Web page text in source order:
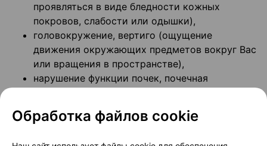
проявляться в виде бледности кожных
покровов, слабости или одышки),
головокружение, вертиго (ощущение
движения окружающих предметов вокруг Вас
или вращения в пространстве),
нарушение функции почек, почечная
астения (стойкое ощущение усталости),
утомляемость,
Обработка файлов cookie